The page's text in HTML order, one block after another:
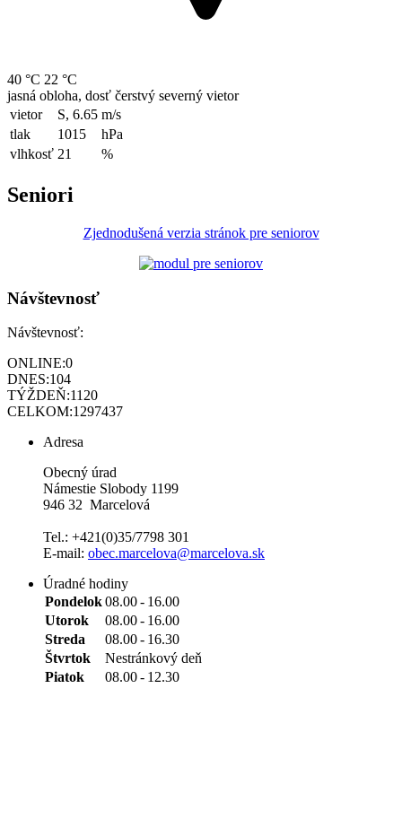
40 °C 22 °C
jasná obloha, dosť čerstvý severný vietor
vietor
S, 6.65 m/s
tlak
1015
hPa
vlhkosť 21 %
Seniori
Zjednodušená verzia stránok pre seniorov
Návštevnosť
Návštevnosť:
ONLINE:0
DNES:104
TÝŽDEŇ:1120
CELKOM:1297437
Adresa
Obecný úrad
Námestie Slobody 1199
946 32 Marcelová
Tel.: +421(0)35/7798 301
E-mail: obec.marcelova@marcelova.sk
Úradné hodiny
Pondelok08.00- 16.00
Utorok
08.00- 16.00
Streda
08.00- 16.30
Štvrtok
Nestránkový deň
Piatok
08.00- 12.30